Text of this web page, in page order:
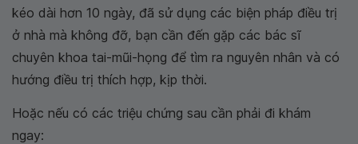
kéo dài hơn 10 ngày, đã sử dụng các biện pháp điều trị
ở nhà mà không đỡ, bạn cần đến gặp các bác sĩ
chuyên khoa tai-mũi-họng để tìm ra nguyên nhân và có
hướng điều trị thích hợp, kịp thời.
Hoặc nếu có các triệu chứng sau cần phải đi khám
ngay: